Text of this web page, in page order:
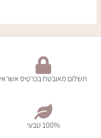
תשלום מאובטח בכרטיס אשראי
100% טבעי